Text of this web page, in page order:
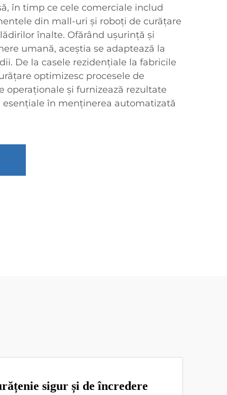
în timp ce cele comerciale includ
din mall-uri și roboți de curățare
înalte. Ofărând ușurință și
umană, aceștia se adaptează la
De la casele rezidențiale la fabricile
optimizesc procesele de
operaționale și furnizează rezultate
în menținerea automatizată
sigur și de încredere